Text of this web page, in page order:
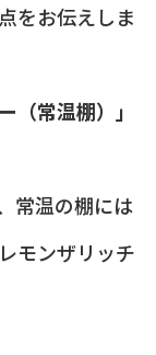
をお伝えしま
（常温棚）」
常温の棚には
モンザリッチ